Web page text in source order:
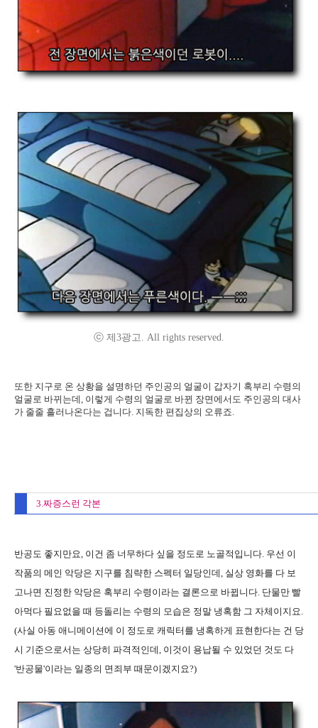
ⓒ 제3광고. All rights reserved.
또한 지구로 온 상황을 설명하던 주인공의 얼굴이 갑자기 혹부리 수령의
얼굴로 바뀌는데, 이렇게 수령의 얼굴로 바뀐 장면에서도 주인공의 대사
가 줄줄 흘러나온다는 겁니다. 지독한 편집상의 오류죠.
3.짜증스런 각본
반공도 좋지만요, 이건 좀 너무하다 싶을 정도로 노골적입니다. 우선 이
작품의 메인 악당은 지구를 침략한 스펙터 일당인데, 실상 영화를 다 보
고나면 진정한 악당은 혹부리 수령이라는 결론으로 바뀝니다. 단물만 빨
아먹다 필요없을 때 등돌리는 수령의 모습은 정말 냉혹함 그 자체이지요.
(사실 아동 애니메이션에 이 정도로 캐릭터를 냉혹하게 표현한다는 건 당
시 기준으로서는 상당히 파격적인데, 이것이 용납될 수 있었던 것도 다
'반공물'이라는 일종의 면죄부 때문이겠지요?)